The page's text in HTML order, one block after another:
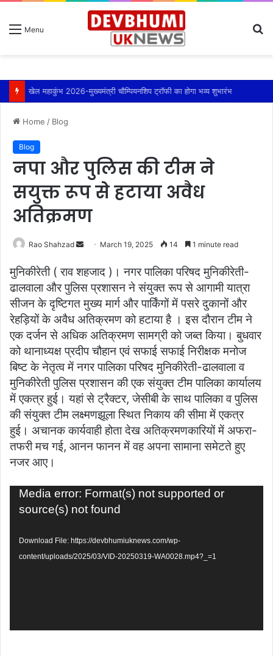
Menu
खेल महाकुंभ 2026-मुख्यमंत्री चौम्पियनशिप ट्रॉफी का होगा भव्य शुभारंभ
Home / Blog
Blog
नपा और पुलिस की टीम ने
सयुक्त रूप से हटाया अवैध
अतिक्रमण
Rao Shahzad
Send
email
March 19, 2025 14 1 minute read
मुनिकीरेती ( राव शहजाद )। नगर पालिका परिषद मुनिकीरेती-
ढालवाला और पुलिस प्रशासन ने संयुक्त रूप से आगामी यात्रा
सीजन के दृष्टिगत मुख्य मार्ग और पार्किंगों में पसरे दुकानों और
रेहड़ियों के अवैध अतिक्रमण को हटाया है । इस दौरान टीम ने
एक दर्जन से अधिक अतिक्रमण सामग्री को जब्त किया। बुधवार
को थानाध्यक्ष प्रदीप चौहान एवं सफाई सफाई निरीक्षक मनोज
बिष्ट के नेतृत्व में नगर पालिका परिषद मुनिकीरेती-ढालवाला व
मुनिकीरेती पुलिस प्रशासन की एक संयुक्त टीम पालिका कार्यालय
में एकत्र हुई। यहां से ट्रैक्टर, जेसीबी के साथ पालिका व पुलिस
की संयुक्त टीम लक्ष्मणझूला स्थित निकाय की सीमा में एकत्र
हुई। अचानक कार्यवाही होता देख अतिक्रमणकारियों में अफरा-
तफरी मच गई, आनन फानन में वह अपना सामाना समेटते हुए
नजर आए।
Video
Player
Media error: Format(s) not supported or
source(s) not found
Download File: https://devbhumiuknews.com/wp-
content/uploads/2025/03/VID-20250319-WA0028.mp4?_=1